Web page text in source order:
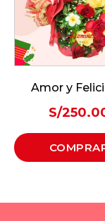
Amor y
S/